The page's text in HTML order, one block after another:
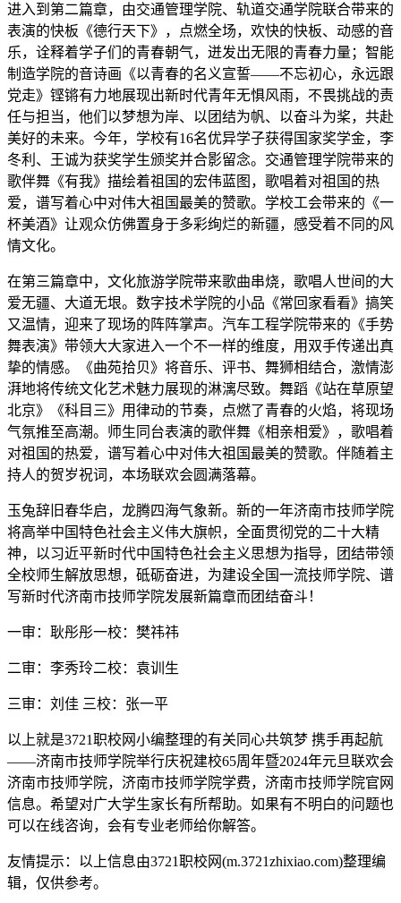
进入到第二篇章，由交通管理学院、轨道交通学院联合带来的
表演的快板《德行天下》，点燃全场，欢快的快板、动感的音
乐，诠释着学子们的青春朝气，迸发出无限的青春力量；智能
制造学院的音诗画《以青春的名义宣誓——不忘初心，永远跟
党走》铿锵有力地展现出新时代青年无惧风雨，不畏挑战的责
任与担当，他们以梦想为岸、以团结为帆、以奋斗为桨，共赴
美好的未来。今年，学校有16名优异学子获得国家奖学金，李
冬利、王诚为获奖学生颁奖并合影留念。交通管理学院带来的
歌伴舞《有我》描绘着祖国的宏伟蓝图，歌唱着对祖国的热
爱，谱写着心中对伟大祖国最美的赞歌。学校工会带来的《一
杯美酒》让观众仿佛置身于多彩绚烂的新疆，感受着不同的风
情文化。
在第三篇章中，文化旅游学院带来歌曲串烧，歌唱人世间的大
爱无疆、大道无垠。数字技术学院的小品《常回家看看》搞笑
又温情，迎来了现场的阵阵掌声。汽车工程学院带来的《手势
舞表演》带领大大家进入一个不一样的维度，用双手传递出真
挚的情感。《曲苑拾贝》将音乐、评书、舞狮相结合，激情澎
湃地将传统文化艺术魅力展现的淋漓尽致。舞蹈《站在草原望
北京》《科目三》用律动的节奏，点燃了青春的火焰，将现场
气氛推至高潮。师生同台表演的歌伴舞《相亲相爱》，歌唱着
对祖国的热爱，谱写着心中对伟大祖国最美的赞歌。伴随着主
持人的贺岁祝词，本场联欢会圆满落幕。
玉兔辞旧春华启，龙腾四海气象新。新的一年济南市技师学院
将高举中国特色社会主义伟大旗帜，全面贯彻党的二十大精
神，以习近平新时代中国特色社会主义思想为指导，团结带领
全校师生解放思想，砥砺奋进，为建设全国一流技师学院、谱
写新时代济南市技师学院发展新篇章而团结奋斗！
一审：耿彤彤一校：樊祎祎
二审：李秀玲二校：袁训生
三审：刘佳 三校：张一平
以上就是3721职校网小编整理的有关同心共筑梦 携手再起航
——济南市技师学院举行庆祝建校65周年暨2024年元旦联欢会
济南市技师学院，济南市技师学院学费，济南市技师学院官网
信息。希望对广大学生家长有所帮助。如果有不明白的问题也
可以在线咨询，会有专业老师给你解答。
友情提示：以上信息由3721职校网(m.3721zhixiao.com)整理编
辑，仅供参考。